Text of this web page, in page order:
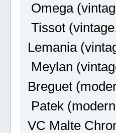
Omega
Tissot
Lemania
Meylan
Breguet
Patek
VC Malte